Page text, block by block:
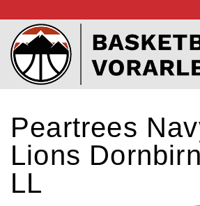
Peartrees
Lions
LL